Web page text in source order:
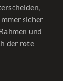
sicher
und
der rote